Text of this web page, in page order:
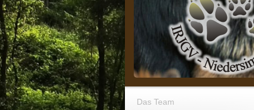
Das Team